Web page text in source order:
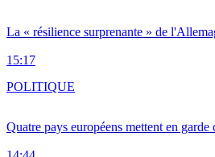
La « résilience surprenante » de
15:17
Quatre pays européens mettent en
POLITIQUE